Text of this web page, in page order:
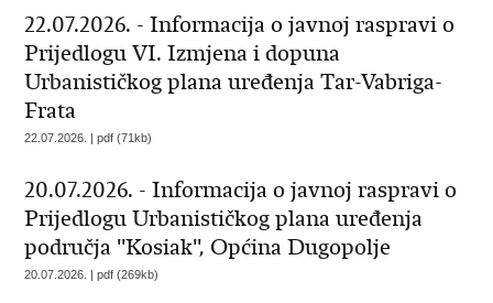
22.07.2026. - Informacija o javnoj raspravi o
Prijedlogu VI. Izmjena i dopuna
Urbanističkog plana uređenja Tar-­Vabriga-
Frata
22.07.2026. | pdf (71kb)
20.07.2026. - Informacija o javnoj raspravi o
Prijedlogu Urbanističkog plana uređenja
područja ''Kosiak'', Općina Dugopolje
20.07.2026. | pdf (269kb)